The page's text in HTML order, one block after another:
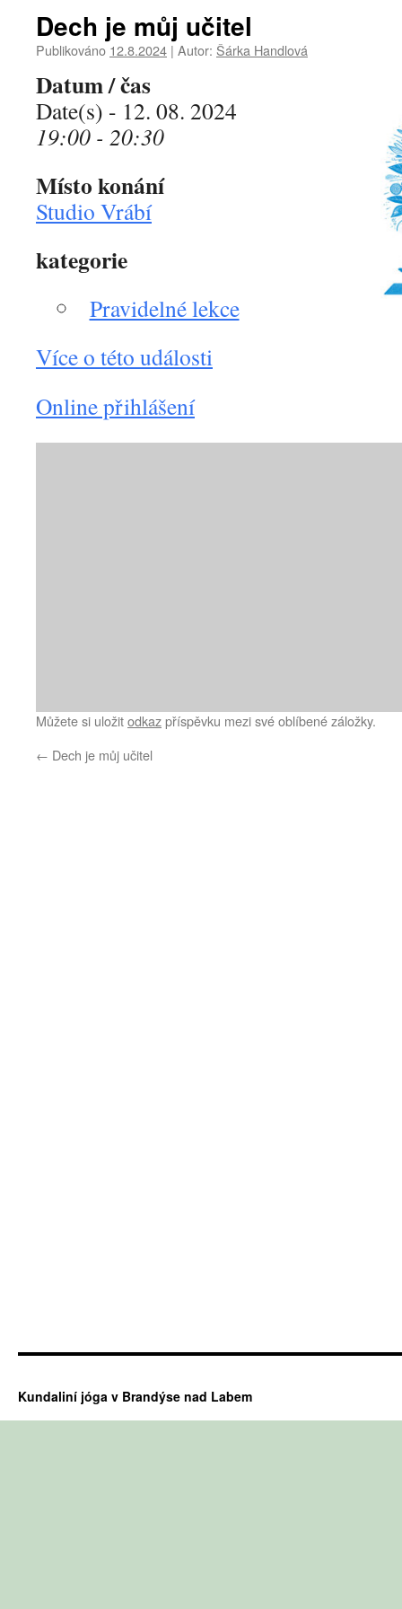
Dech je můj učitel
Publikováno 12.8.2024 | Autor: Šárka Handlová
Datum / čas
Date(s) - 12. 08. 2024
19:00 - 20:30
Místo konání
Studio Vrábí
kategorie
Pravidelné lekce
Více o této události
Online přihlášení
Můžete si uložitodkazpříspěvku mezi své oblíbené záložky.
← Dech je můj učitel
Kundaliní jóga v Brandýse nad Labem